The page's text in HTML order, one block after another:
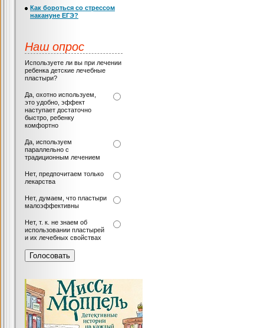
Как бороться со стрессом
накануне ЕГЭ?
Наш опрос
Используете ли вы при лечении
ребенка детские лечебные
пластыри?
Да, охотно используем,
это удобно, эффект
наступает достаточно
быстро, ребенку
комфортно
Да, используем
параллельно с
традиционным лечением
Нет, предпочитаем только
лекарства
Нет, думаем, что пластыри
малоэффективны
Нет, т. к. не знаем об
использовании пластырей
и их лечебных свойствах